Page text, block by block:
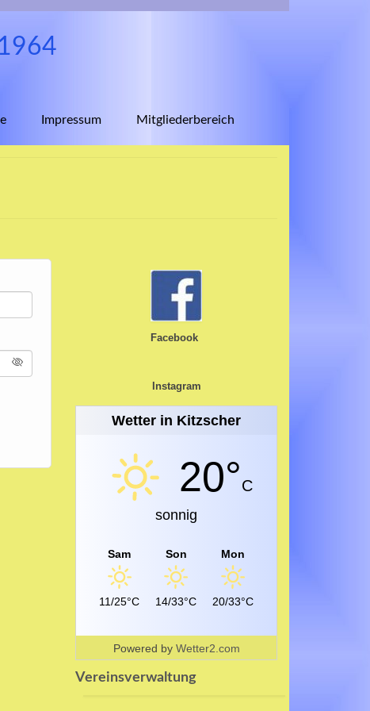
Impressum Mitgliederbereich
Facebook
Instagram
Wetter in Kitzscher
20°C
sonnig
Sam
11/25°C
Son
14/33°C
Mon
20/33°C
Powered by Wetter2.com
Vereinsverwaltung